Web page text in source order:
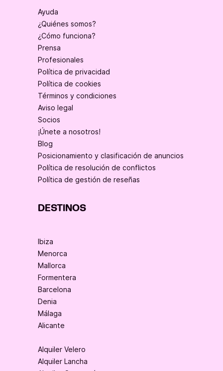
Ayuda
¿Quiénes somos?
¿Cómo funciona?
Prensa
Profesionales
Política de privacidad
Política de cookies
Términos y condiciones
Aviso legal
Socios
¡Únete a nosotros!
Blog
Posicionamiento y clasificación de anuncios
Política de resolución de conflictos
Política de gestión de reseñas
DESTINOS
Ibiza
Menorca
Mallorca
Formentera
Barcelona
Denia
Málaga
Alicante
Alquiler Velero
Alquiler Lancha